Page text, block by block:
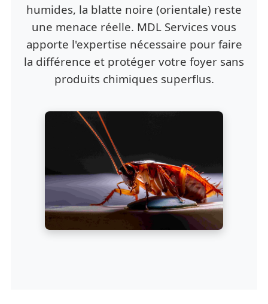
humides, la blatte noire (orientale) reste
une menace réelle. MDL Services vous
apporte l'expertise nécessaire pour faire
la différence et protéger votre foyer sans
produits chimiques superflus.